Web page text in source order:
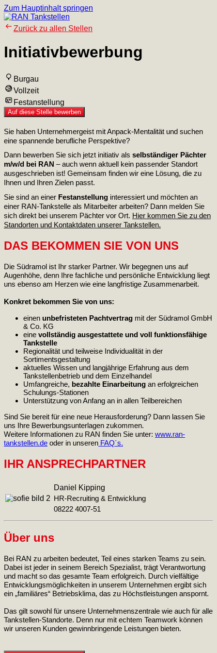
Zum Hauptinhalt springen
Zurück zu allen Stellen
Initiativbewerbung
Burgau
Vollzeit
Festanstellung
Auf diese Stelle bewerben
Sie haben Unternehmergeist mit Anpack-Mentalität und suchen
eine spannende berufliche Perspektive?
Dann bewerben Sie sich jetzt initiativ als selbständiger Pächter
m/w/d bei RAN – auch wenn aktuell kein passender Standort
ausgeschrieben ist! Gemeinsam finden wir eine Lösung, die zu
Ihnen und Ihren Zielen passt.
Sie sind an einer Festanstellung interessiert und möchten an
einer RAN-Tankstelle als Mitarbeiter arbeiten? Dann melden Sie
sich direkt bei unserem Pächter vor Ort. Hier kommen Sie zu den
Standorten und Kontaktdaten unserer Tankstellen.
DAS BEKOMMEN SIE VON UNS
Die Südramol ist Ihr starker Partner. Wir begegnen uns auf
Augenhöhe, denn Ihre fachliche und persönliche Entwicklung liegt
uns ebenso am Herzen wie eine langfristige Zusammenarbeit.
Konkret bekommen Sie von uns:
einen unbefristeten Pachtvertrag mit der Südramol GmbH
& Co. KG
eine vollständig ausgestattete und voll funktionsfähige
Tankstelle
Regionalität und teilweise Individualität in der
Sortimentsgestaltung
aktuelles Wissen und langjährige Erfahrung aus dem
Tankstellenbetrieb und dem Einzelhandel
Umfangreiche, bezahlte Einarbeitung an erfolgreichen
Schulungs-Stationen
Unterstützung von Anfang an in allen Teilbereichen
Sind Sie bereit für eine neue Herausforderung? Dann lassen Sie
uns Ihre Bewerbungsunterlagen zukommen.
Weitere Informationen zu RAN finden Sie unter: www.ran-
tankstellen.de oder in unseren FAQ´s.
IHR ANSPRECHPARTNER
Daniel Kipping
HR-Recruiting & Entwicklung
08222 4007-51
Über uns
Bei RAN zu arbeiten bedeutet, Teil eines starken Teams zu sein.
Dabei ist jeder in seinem Bereich Spezialist, trägt Verantwortung
und macht so das gesamte Team erfolgreich. Durch vielfältige
Entwicklungsmöglichkeiten in unserem Unternehmen ergibt sich
ein „familiäres“ Betriebsklima, das zu Höchstleistungen anspornt.
Das gilt sowohl für unsere Unternehmenszentrale wie auch für alle
Tankstellen-Standorte. Denn nur mit echtem Teamwork können
wir unseren Kunden gewinnbringende Leistungen bieten.